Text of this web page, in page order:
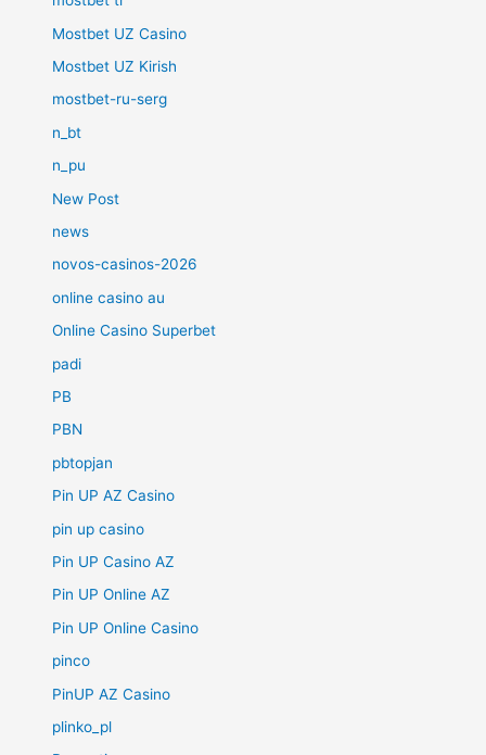
Mostbet UZ Casino
Mostbet UZ Kirish
mostbet-ru-serg
n_bt
n_pu
New Post
news
novos-casinos-2026
online casino au
Online Casino Superbet
padi
PB
PBN
pbtopjan
Pin UP AZ Casino
pin up casino
Pin UP Casino AZ
Pin UP Online AZ
Pin UP Online Casino
pinco
PinUP AZ Casino
plinko_pl